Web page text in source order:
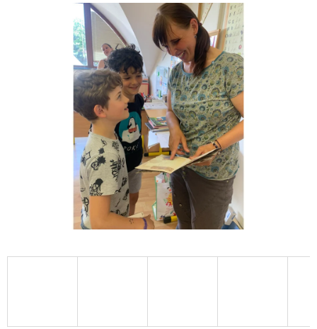
produktu
je
5,0
z
5
hvězdiček.